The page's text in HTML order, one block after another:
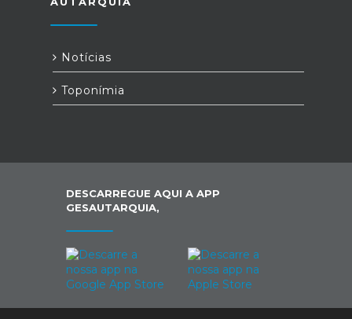
Notícias
Toponímia
DESCARREGUE AQUI A APP
GESAUTARQUIA,